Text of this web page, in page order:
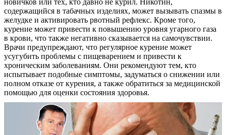
О нас
Услуги
Акции
Отзывы
новичков или тех, кто давно не курил. Никотин,
содержащийся в табачных изделиях, может вызывать спазмы в
желудке и активировать рвотный рефлекс. Кроме того,
курение может привести к повышению уровня угарного газа
в крови, что также негативно сказывается на самочувствии.
Врачи предупреждают, что регулярное курение может
усугубить проблемы с пищеварением и привести к
хроническим заболеваниям. Они рекомендуют тем, кто
испытывает подобные симптомы, задуматься о снижении или
полном отказе от курения, а также обратиться за медицинской
помощью для оценки состояния здоровья.